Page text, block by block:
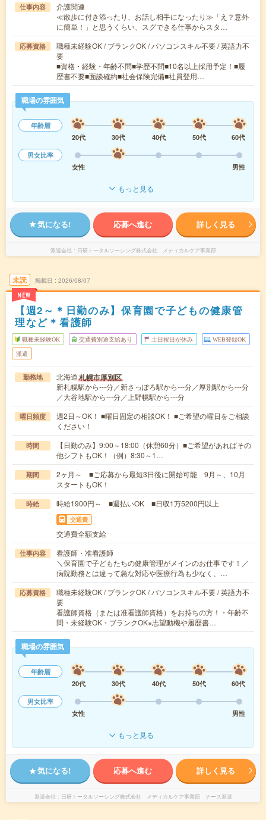
仕事内容
介護関連
≪散歩に付き添ったり、お話し相手になったり≫「え？意外
に簡単！」と思うくらい、スグできる仕事からスタ…
応募資格
職種未経験OK / ブランクOK / パソコンスキル不要 / 英語力不
要
■資格・経験・年齢不問■学歴不問■10名以上採用予定！■履
歴書不要■面談確約■社会保険完備■社員登用…
職場の雰囲気
年齢層
20代
30代 40代 50代
60代
男女比率
女性
男性
もっと見る
気になる! 応募へ進む 詳しく見る
派遣会社 日研トータルソーシング株式会社 メディカルケア事業部
未読
NEW
掲載日 2026/08/07
【週2～＊日勤のみ】保育園で子どもの健康管
理など＊看護師
職種未経験OK 交通費別途支給あり 土日祝日が休み WEB登録OK
派遣
勤務地 北海道札幌市厚別区
新札幌駅から---分／新さっぽろ駅から---分／厚別駅から---分
／大谷地駅から---分／上野幌駅から---分
曜日頻度
週2日～OK！ ■曜日固定の相談OK！ ■ご希望の曜日をご相談
ください！
時間
【日勤のみ】9:00～18:00（休憩60分）■ご希望があればその
他シフトもOK！（例）8:30～1…
期間
2ヶ月～ ■ご応募から最短3日後に開始可能 9月～、10月
スタートもOK！
時給 時給1900円～ ■週払いOK ■日収1万5200円以上
交通費
交通費全額支給
仕事内容
看護師・准看護師
＼保育園で子どもたちの健康管理がメインのお仕事です！／
病院勤務とは違って急な対応や医療行為も少なく、…
応募資格
職種未経験OK / ブランクOK / パソコンスキル不要 / 英語力不
要
看護師資格（または准看護師資格）をお持ちの方！・年齢不
問・未経験OK・ブランクOK※志望動機や履歴書…
職場の雰囲気
年齢層
20代
30代 40代 50代
60代
男女比率
女性
男性
もっと見る
気になる! 応募へ進む 詳しく見る
派遣会社 日研トータルソーシング株式会社 メディカルケア事業部 ナース派遣